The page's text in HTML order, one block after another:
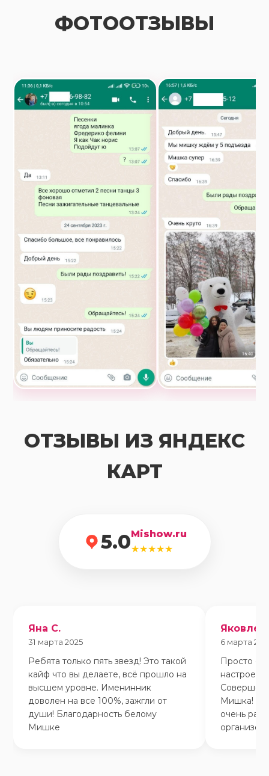
ФОТООТЗЫВЫ
ОТЗЫВЫ ИЗ ЯНДЕКС
КАРТ
5.0Mishow.ru
★★★★★
Яна С.
31 марта 2025
Ребята только пять звезд! Это такой
кайф что вы делаете, всё прошло на
высшем уровне. Именинник
доволен на все 100%, зажгли от
души! Благодарность белому
Мишке
6 марта
Просто
Мишка!
очень